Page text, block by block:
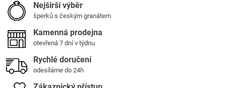
Nejširší výběr
šperků s českým granátem
Kamenná prodejna
otevřená 7 dní v týdnu
Rychlé doručení
odesíláme do 24h